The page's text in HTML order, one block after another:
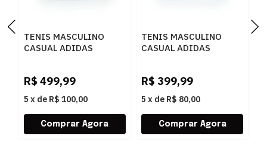
TENIS MASCULINO
CASUAL ADIDAS
R$ 499,99
5 x de R$ 100,00
TENIS MASCULINO
CASUAL ADIDAS
R$ 399,99
5 x de R$ 80,00